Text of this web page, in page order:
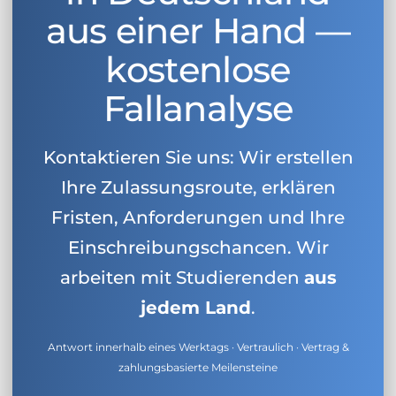
aus einer Hand —
kostenlose
Fallanalyse
Kontaktieren Sie uns: Wir erstellen
Ihre Zulassungsroute, erklären
Fristen, Anforderungen und Ihre
Einschreibungschancen. Wir
arbeiten mit Studierenden aus
jedem Land.
Antwort innerhalb eines Werktags · Vertraulich · Vertrag &
zahlungsbasierte Meilensteine